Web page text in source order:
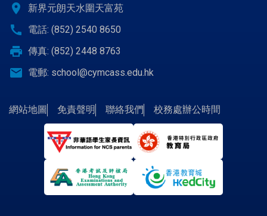
location_on 新界元朗天水圍天富苑
call 電話: (852) 2540 8650
print 傳真: (852) 2448 8763
email 電郵: school@cymcass.edu.hk
網站地圖 免責聲明 聯絡我們 校務處辦公時間